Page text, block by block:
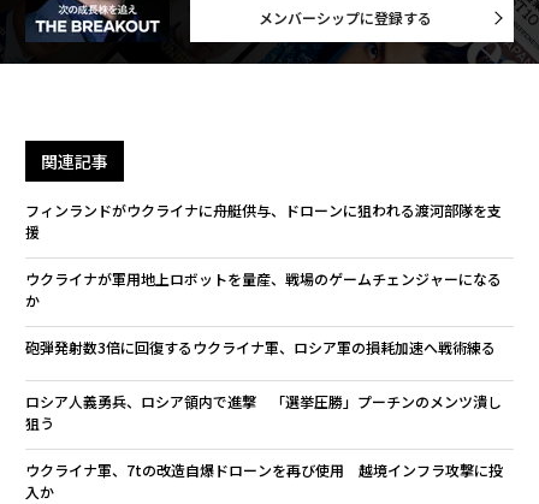
メンバーシップに登録する
関連記事
フィンランドがウクライナに舟艇供与、ドローンに狙われる渡河部隊を支
援
ウクライナが軍用地上ロボットを量産、戦場のゲームチェンジャーになる
か
砲弾発射数3倍に回復するウクライナ軍、ロシア軍の損耗加速へ戦術練る
ロシア人義勇兵、ロシア領内で進撃 「選挙圧勝」プーチンのメンツ潰し
狙う
ウクライナ軍、7tの改造自爆ドローンを再び使用 越境インフラ攻撃に投
入か